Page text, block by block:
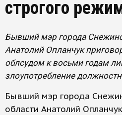
строгого
Бывший мэр города
Анатолий Опланчук
облсудом к восьми годам
злоупотребление
Бывший мэр города
области Анатолий